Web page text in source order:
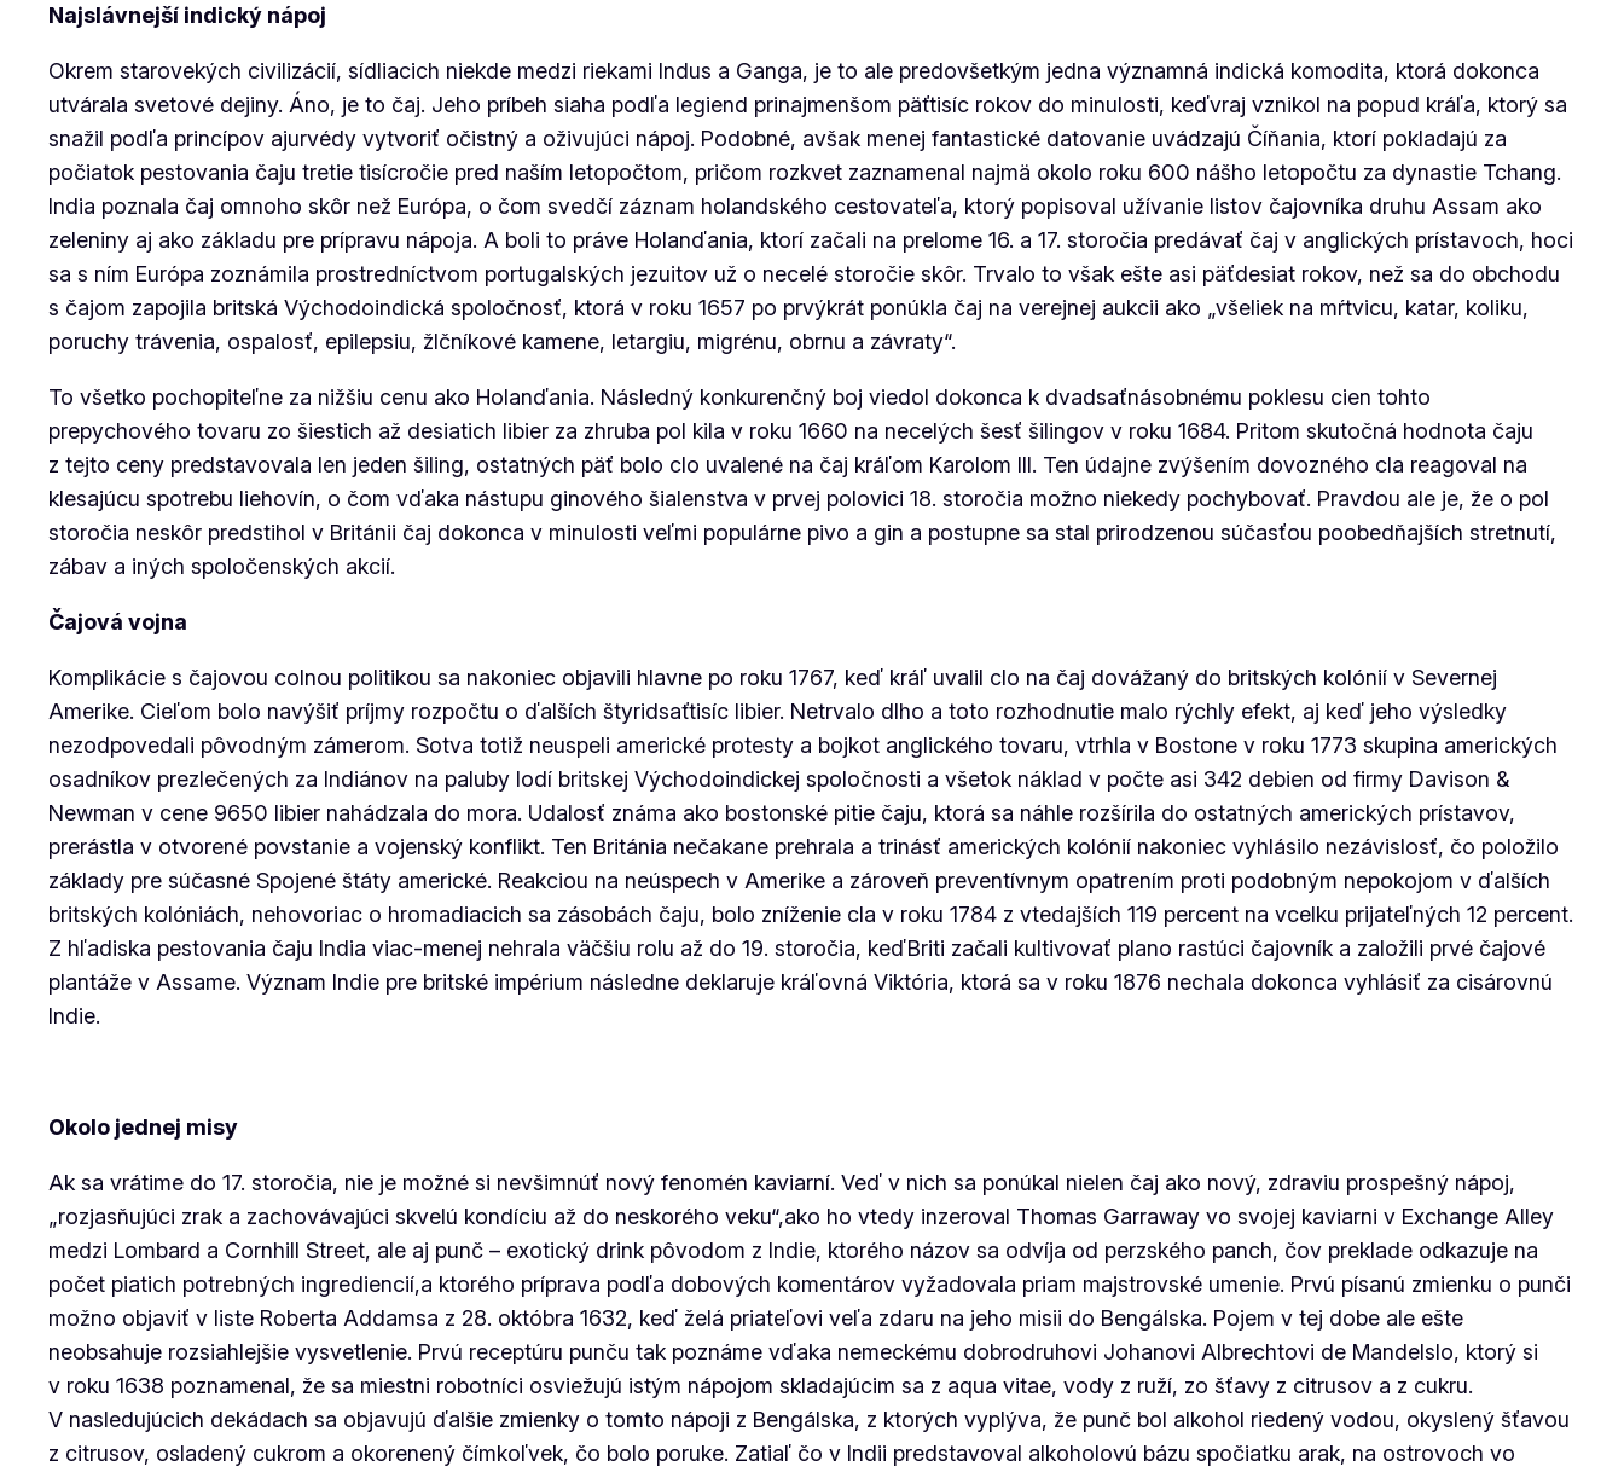
Najslávnejší indický nápoj
Okrem starovekých civilizácií, sídliacich niekde medzi riekami Indus a Ganga, je to ale predovšetkým jedna významná indická komodita, ktorá dokonca
utvárala svetové dejiny. Áno, je to čaj. Jeho príbeh siaha podľa legiend prinajmenšom päťtisíc rokov do minulosti, keďvraj vznikol na popud kráľa, ktorý sa
snažil podľa princípov ajurvédy vytvoriť očistný a oživujúci nápoj. Podobné, avšak menej fantastické datovanie uvádzajú Číňania, ktorí pokladajú za
počiatok pestovania čaju tretie tisícročie pred naším letopočtom, pričom rozkvet zaznamenal najmä okolo roku 600 nášho letopočtu za dynastie Tchang.
India poznala čaj omnoho skôr než Európa, o čom svedčí záznam holandského cestovateľa, ktorý popisoval užívanie listov čajovníka druhu Assam ako
zeleniny aj ako základu pre prípravu nápoja. A boli to práve Holanďania, ktorí začali na prelome 16. a 17. storočia predávať čaj v anglických prístavoch, hoci
sa s ním Európa zoznámila prostredníctvom portugalských jezuitov už o necelé storočie skôr. Trvalo to však ešte asi päťdesiat rokov, než sa do obchodu
s čajom zapojila britská Východoindická spoločnosť, ktorá v roku 1657 po prvýkrát ponúkla čaj na verejnej aukcii ako „všeliek na mŕtvicu, katar, koliku,
poruchy trávenia, ospalosť, epilepsiu, žlčníkové kamene, letargiu, migrénu, obrnu a závraty“.
To všetko pochopiteľne za nižšiu cenu ako Holanďania. Následný konkurenčný boj viedol dokonca k dvadsaťnásobnému poklesu cien tohto
prepychového tovaru zo šiestich až desiatich libier za zhruba pol kila v roku 1660 na necelých šesť šilingov v roku 1684. Pritom skutočná hodnota čaju
z tejto ceny predstavovala len jeden šiling, ostatných päť bolo clo uvalené na čaj kráľom Karolom III. Ten údajne zvýšením dovozného cla reagoval na
klesajúcu spotrebu liehovín, o čom vďaka nástupu ginového šialenstva v prvej polovici 18. storočia možno niekedy pochybovať. Pravdou ale je, že o pol
storočia neskôr predstihol v Británii čaj dokonca v minulosti veľmi populárne pivo a gin a postupne sa stal prirodzenou súčasťou poobedňajších stretnutí,
zábav a iných spoločenských akcií.
Čajová vojna
Komplikácie s čajovou colnou politikou sa nakoniec objavili hlavne po roku 1767, keď kráľ uvalil clo na čaj dovážaný do britských kolónií v Severnej
Amerike. Cieľom bolo navýšiť príjmy rozpočtu o ďalších štyridsaťtisíc libier. Netrvalo dlho a toto rozhodnutie malo rýchly efekt, aj keď jeho výsledky
nezodpovedali pôvodným zámerom. Sotva totiž neuspeli americké protesty a bojkot anglického tovaru, vtrhla v Bostone v roku 1773 skupina amerických
osadníkov prezlečených za Indiánov na paluby lodí britskej Východoindickej spoločnosti a všetok náklad v počte asi 342 debien od firmy Davison &
Newman v cene 9650 libier nahádzala do mora. Udalosť známa ako bostonské pitie čaju, ktorá sa náhle rozšírila do ostatných amerických prístavov,
prerástla v otvorené povstanie a vojenský konflikt. Ten Británia nečakane prehrala a trinásť amerických kolónií nakoniec vyhlásilo nezávislosť, čo položilo
základy pre súčasné Spojené štáty americké. Reakciou na neúspech v Amerike a zároveň preventívnym opatrením proti podobným nepokojom v ďalších
britských kolóniách, nehovoriac o hromadiacich sa zásobách čaju, bolo zníženie cla v roku 1784 z vtedajších 119 percent na vcelku prijateľných 12 percent.
Z hľadiska pestovania čaju India viac-menej nehrala väčšiu rolu až do 19. storočia, keďBriti začali kultivovať plano rastúci čajovník a založili prvé čajové
plantáže v Assame. Význam Indie pre britské impérium následne deklaruje kráľovná Viktória, ktorá sa v roku 1876 nechala dokonca vyhlásiť za cisárovnú
Indie.
Okolo jednej misy
Ak sa vrátime do 17. storočia, nie je možné si nevšimnúť nový fenomén kaviarní. Veď v nich sa ponúkal nielen čaj ako nový, zdraviu prospešný nápoj,
„rozjasňujúci zrak a zachovávajúci skvelú kondíciu až do neskorého veku“,ako ho vtedy inzeroval Thomas Garraway vo svojej kaviarni v Exchange Alley
medzi Lombard a Cornhill Street, ale aj punč – exotický drink pôvodom z Indie, ktorého názov sa odvíja od perzského panch, čov preklade odkazuje na
počet piatich potrebných ingrediencií,a ktorého príprava podľa dobových komentárov vyžadovala priam majstrovské umenie. Prvú písanú zmienku o punči
možno objaviť v liste Roberta Addamsa z 28. októbra 1632, keď želá priateľovi veľa zdaru na jeho misii do Bengálska. Pojem v tej dobe ale ešte
neobsahuje rozsiahlejšie vysvetlenie. Prvú receptúru punču tak poznáme vďaka nemeckému dobrodruhovi Johanovi Albrechtovi de Mandelslo, ktorý si
v roku 1638 poznamenal, že sa miestni robotníci osviežujú istým nápojom skladajúcim sa z aqua vitae, vody z ruží, zo šťavy z citrusov a z cukru.
V nasledujúcich dekádach sa objavujú ďalšie zmienky o tomto nápoji z Bengálska, z ktorých vyplýva, že punč bol alkohol riedený vodou, okyslený šťavou
z citrusov, osladený cukrom a okorenený čímkoľvek, čo bolo poruke. Zatiaľ čo v Indii predstavoval alkoholovú bázu spočiatku arak, na ostrovoch vo